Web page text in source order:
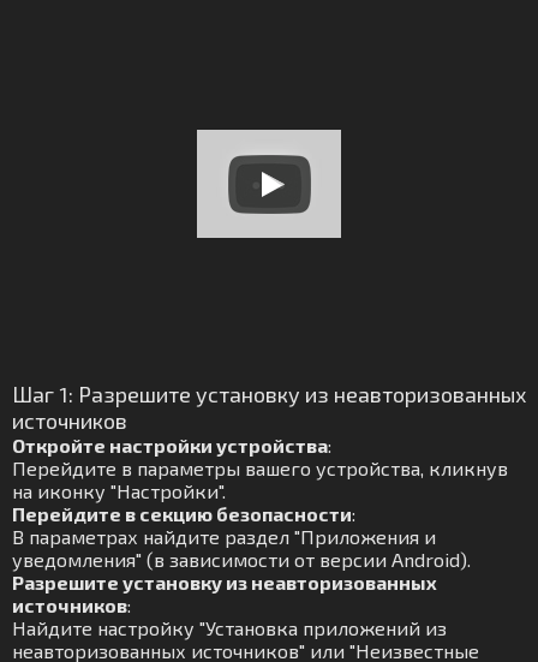
Шаг 1: Разрешите установку из неавторизованных
источников
Откройте настройки устройства:
Перейдите в параметры вашего устройства, кликнув
на иконку "Настройки".
Перейдите в секцию безопасности:
В параметрах найдите раздел "Приложения и
уведомления" (в зависимости от версии Android).
Разрешите установку из неавторизованных
источников:
Найдите настройку "Установка приложений из
неавторизованных источников" или "Неизвестные